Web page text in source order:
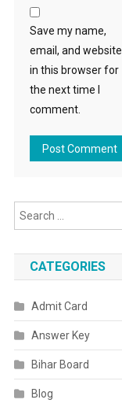
Save my name,
email, and website
in this browser for
the next time I
comment.
CATEGORIES
Admit Card
Answer Key
Bihar Board
Blog